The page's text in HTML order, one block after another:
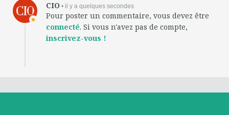
CIO • il y a quelques secondes
Pour poster un commentaire, vous devez être
connecté. Si vous n'avez pas de compte,
inscrivez-vous !